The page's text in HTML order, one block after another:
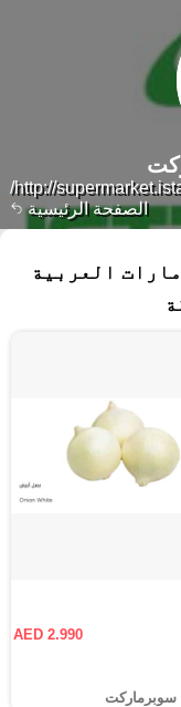
الصفحة الرئيسية
http://
العربية
AED 2.990
سوبرماركت